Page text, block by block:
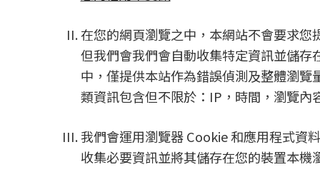
在您的網頁瀏覽之中，本網站不會要求您
但我們會我們會自動收集特定資訊並儲存
中，僅提供本站作為錯誤偵測及整體瀏覽
類資訊包含但不限於：IP，時間，瀏覽內
我們會運用瀏覽器 Cookie 和應用程式資
收集必要資訊並將其儲存在您的裝置本機